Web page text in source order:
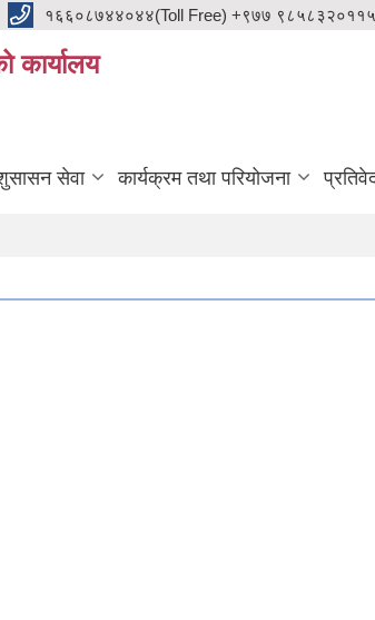
१६६०८७४४०४४(Toll Free) +९७७
कार्यालय
सेवा कार्यक्रम तथा परियोजना